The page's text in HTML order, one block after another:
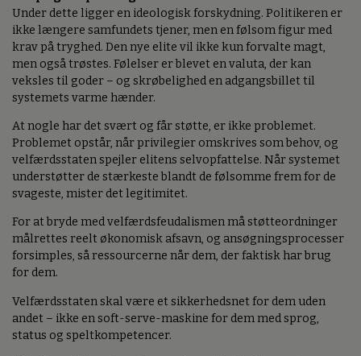
Under dette ligger en ideologisk forskydning. Politikeren er
ikke længere samfundets tjener, men en følsom figur med
krav på tryghed. Den nye elite vil ikke kun forvalte magt,
men også trøstes. Følelser er blevet en valuta, der kan
veksles til goder – og skrøbelighed en adgangsbillet til
systemets varme hænder.
At nogle har det svært og får støtte, er ikke problemet.
Problemet opstår, når privilegier omskrives som behov, og
velfærdsstaten spejler elitens selvopfattelse. Når systemet
understøtter de stærkeste blandt de følsomme frem for de
svageste, mister det legitimitet.
For at bryde med velfærdsfeudalismen må støtteordninger
målrettes reelt økonomisk afsavn, og ansøgningsprocesser
forsimples, så ressourcerne når dem, der faktisk har brug
for dem.
Velfærdsstaten skal være et sikkerhedsnet for dem uden
andet – ikke en soft-serve-maskine for dem med sprog,
status og speltkompetencer.